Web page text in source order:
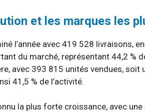
et les marques les
l’année avec 419 528 livraisons,
du marché, représentant 44,2 %
avec 393 815 unités vendues, soit
41,5 % de l’activité.
la plus forte croissance, avec